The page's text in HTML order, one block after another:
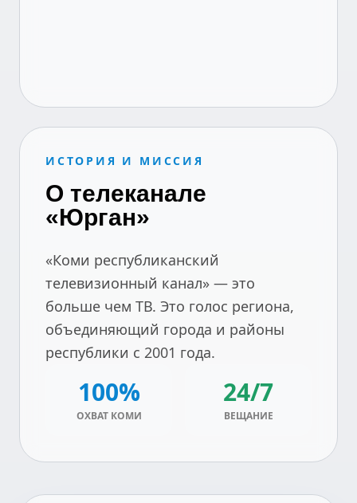
ИСТОРИЯ И МИССИЯ
О телеканале
«Юрган»
«Коми республиканский
телевизионный канал» — это
больше чем ТВ. Это голос региона,
объединяющий города и районы
республики с 2001 года.
100%
ОХВАТ КОМИ
24/7
ВЕЩАНИЕ